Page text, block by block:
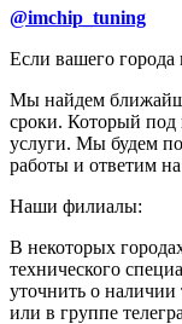
@imchip_tuning
Если вашего
Мы найдем
сроки. Который
услуги. Мы будем
работы и ответим
Наши филиалы:
В некоторых
технического
уточнить о
или в группе